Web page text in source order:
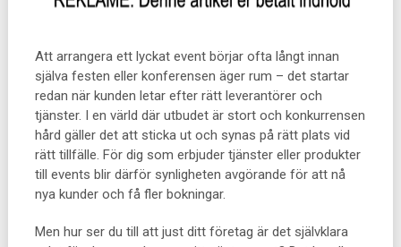
Att arrangera ett lyckat event börjar ofta långt innan
själva festen eller konferensen äger rum – det startar
redan när kunden letar efter rätt leverantörer och
tjänster. I en värld där utbudet är stort och konkurrensen
hård gäller det att sticka ut och synas på rätt plats vid
rätt tillfälle. För dig som erbjuder tjänster eller produkter
till events blir därför synligheten avgörande för att nå
nya kunder och få fler bokningar.
Men hur ser du till att just ditt företag är det självklara